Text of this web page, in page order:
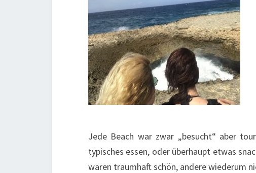
Jede Beach war zwar „besucht“ aber
typisches essen, oder überhaupt etwas
waren traumhaft schön, andere wiederum